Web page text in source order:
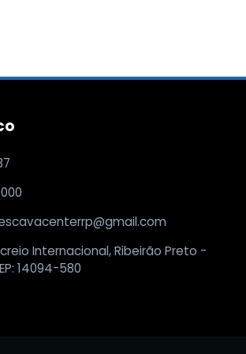
Internacional, Ribeirão Preto -
14094-580